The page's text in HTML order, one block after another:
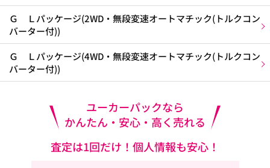
Ｇ Ｌパッケージ(2WD・無段変速オートマチック(トルクコン
バーター付))
Ｇ Ｌパッケージ(4WD・無段変速オートマチック(トルクコン
バーター付))
ユーカーパックなら
かんたん・安心・高く売れる
査定は1回だけ！個人情報も安心！